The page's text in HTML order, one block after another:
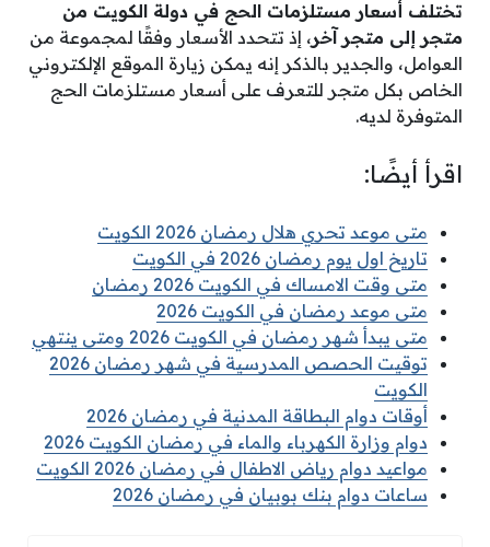
تختلف أسعار مستلزمات الحج في دولة الكويت من
متجر إلى متجر آخر، إذ تتحدد الأسعار وفقًا لمجموعة من
العوامل، والجدير بالذكر إنه يمكن زيارة الموقع الإلكتروني
الخاص بكل متجر للتعرف على أسعار مستلزمات الحج
المتوفرة لديه.
اقرأ أيضًا:
متى موعد تحري هلال رمضان 2026 الكويت
تاريخ اول يوم رمضان 2026 في الكويت
متى وقت الامساك في الكويت 2026 رمضان
متى موعد رمضان في الكويت 2026
متى يبدأ شهر رمضان في الكويت 2026 ومتى ينتهي
توقيت الحصص المدرسية في شهر رمضان 2026
الكويت
أوقات دوام البطاقة المدنية في رمضان 2026
دوام وزارة الكهرباء والماء في رمضان الكويت 2026
مواعيد دوام رياض الاطفال في رمضان 2026 الكويت
ساعات دوام بنك بوبيان في رمضان 2026